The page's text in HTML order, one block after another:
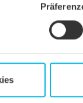
longlife extra
CREATON
CREATON
Sonderlösung